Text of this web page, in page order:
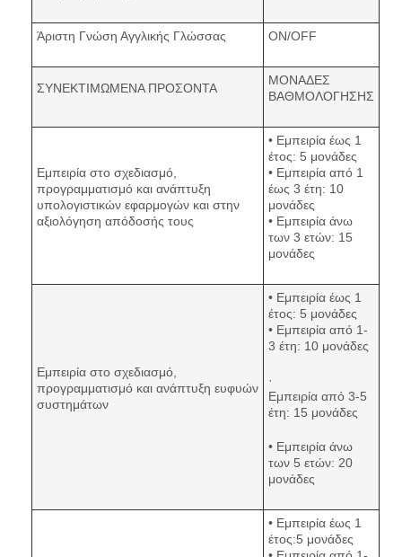
Άριστη Γνώση Αγγλικής Γλώσσας ON/OFF
ΣΥΝΕΚΤΙΜΩΜΕΝΑ ΠΡΟΣΟΝΤΑ
ΜΟΝΑΔΕΣ
ΒΑΘΜΟΛΟΓΗΣΗΣ
Εμπειρία στο σχεδιασμό,
προγραμματισμό και ανάπτυξη
υπολογιστικών εφαρμογών και στην
αξιολόγηση απόδοσής τους
• Εμπειρία έως 1
έτος: 5 μονάδες
• Εμπειρία από 1
έως 3 έτη: 10
μονάδες
• Εμπειρία άνω
των 3 ετών: 15
μονάδες
Εμπειρία στο σχεδιασμό,
προγραμματισμό και ανάπτυξη ευφυών
συστημάτων
• Εμπειρία έως 1
έτος: 5 μονάδες
• Εμπειρία από 1-
3 έτη: 10 μονάδες
·
Εμπειρία από 3-5
έτη: 15 μονάδες
• Εμπειρία άνω
των 5 ετών: 20
μονάδες
• Εμπειρία έως 1
έτος:5 μονάδες